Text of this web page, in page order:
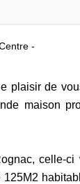
-
plaisir de
maison
celle-ci